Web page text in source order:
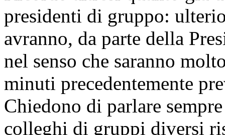
presidenti di gruppo:
avranno, da parte della
nel senso che saranno
minuti precedentemente
Chiedono di parlare
colleghi di gruppi diversi